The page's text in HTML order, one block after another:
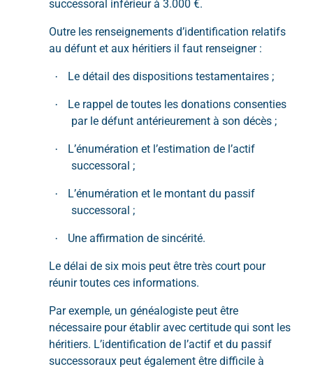
successoral inférieur à 3.000 €.
Outre les renseignements d’identification relatifs
au défunt et aux héritiers il faut renseigner :
· Le détail des dispositions testamentaires ;
·
Le rappel de toutes les donations consenties
par le défunt antérieurement à son décès ;
·
L’énumération et l’estimation de l’actif
successoral ;
·
L’énumération et le montant du passif
successoral ;
· Une affirmation de sincérité.
Le délai de six mois peut être très court pour
réunir toutes ces informations.
Par exemple, un généalogiste peut être
nécessaire pour établir avec certitude qui sont les
héritiers. L’identification de l’actif et du passif
successoraux peut également être difficile à